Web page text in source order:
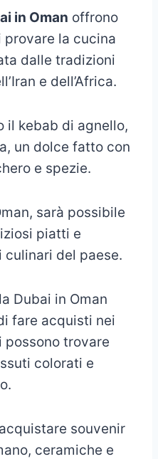
in Oman offrono
la cucina
dalle tradizioni
e dell’Africa.
il kebab di agnello,
un dolce fatto con
e spezie.
sarà possibile
piatti e
del paese.
Dubai in Oman
fare acquisti nei
trovare
colorati e
souvenir
ceramiche e